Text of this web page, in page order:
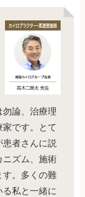
勿論、治療理
です。とて
患者さんに説
ニズム、施術
す。多くの難
私と一緒に